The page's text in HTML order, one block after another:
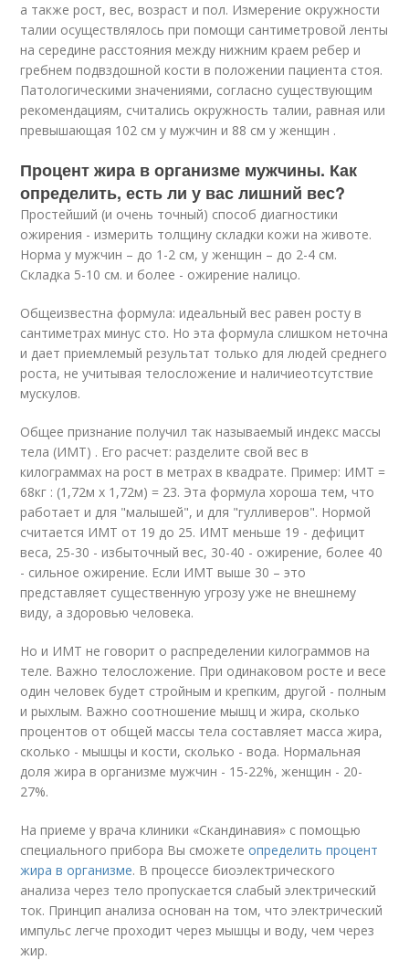
а также рост, вес, возраст и пол. Измерение окружности
талии осуществлялось при помощи сантиметровой ленты
на середине расстояния между нижним краем ребер и
гребнем подвздошной кости в положении пациента стоя.
Патологическими значениями, согласно существующим
рекомендациям, считались окружность талии, равная или
превышающая 102 см у мужчин и 88 см у женщин .
Процент жира в организме мужчины. Как
определить, есть ли у вас лишний вес?
Простейший (и очень точный) способ диагностики
ожирения - измерить толщину складки кожи на животе.
Норма у мужчин – до 1-2 см, у женщин – до 2-4 см.
Складка 5-10 см. и более - ожирение налицо.
Общеизвестна формула: идеальный вес равен росту в
сантиметрах минус сто. Но эта формула слишком неточна
и дает приемлемый результат только для людей среднего
роста, не учитывая телосложение и наличиеотсутствие
мускулов.
Общее признание получил так называемый индекс массы
тела (ИМТ) . Его расчет: разделите свой вес в
килограммах на рост в метрах в квадрате. Пример: ИМТ =
68кг : (1,72м х 1,72м) = 23. Эта формула хороша тем, что
работает и для "малышей", и для "гулливеров". Нормой
считается ИМТ от 19 до 25. ИМТ меньше 19 - дефицит
веса, 25-30 - избыточный вес, 30-40 - ожирение, более 40
- сильное ожирение. Если ИМТ выше 30 – это
представляет существенную угрозу уже не внешнему
виду, а здоровью человека.
Но и ИМТ не говорит о распределении килограммов на
теле. Важно телосложение. При одинаковом росте и весе
один человек будет стройным и крепким, другой - полным
и рыхлым. Важно соотношение мышц и жира, сколько
процентов от общей массы тела составляет масса жира,
сколько - мышцы и кости, сколько - вода. Нормальная
доля жира в организме мужчин - 15-22%, женщин - 20-
27%.
На приеме у врача клиники «Скандинавия» с помощью
специального прибора Вы сможетеопределить процент
жира в организме. В процессе биоэлектрического
анализа через тело пропускается слабый электрический
ток. Принцип анализа основан на том, что электрический
импульс легче проходит через мышцы и воду, чем через
жир.